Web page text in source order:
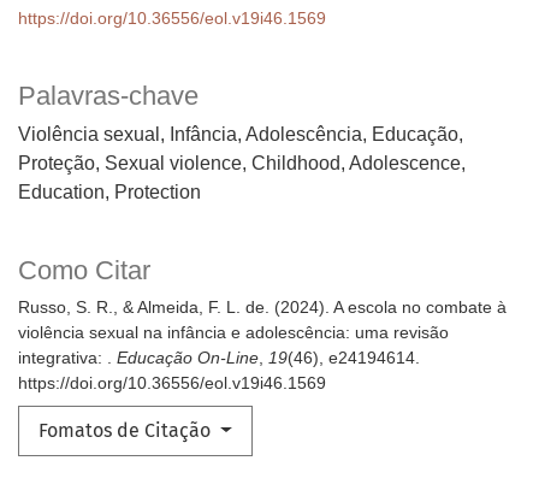
Palavras-chave
Violência sexual, Infância, Adolescência, Educação,
Proteção Sexual violence, Childhood, Adolescence,
Education, Protection
Como Citar
Russo, S. R., & Almeida, F. L. de. (2024). A escola no combate à
violência sexual na infância e adolescência: uma revisão
integrativa: . Educação On-Line, 19(46), e24194614.
https://doi.org/10.36556/eol.v19i46.1569
Fomatos de Citação
https://doi.org/10.36556/eol.v19i46.1569